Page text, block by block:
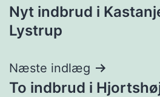
Nyt indbrud i
Lystrup
Næste indlæg
To indbrud i